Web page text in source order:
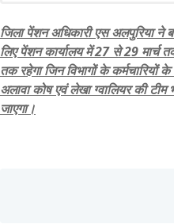
जिला पेंशन अधिकारी एस अलपुरिया ने
लिए पेंशन कार्यालय में 27 से 29 मार्च
तक रहेगा जिन विभागों के
अलावा कोष एवं लेखा ग्वालियर की
जाएगा।